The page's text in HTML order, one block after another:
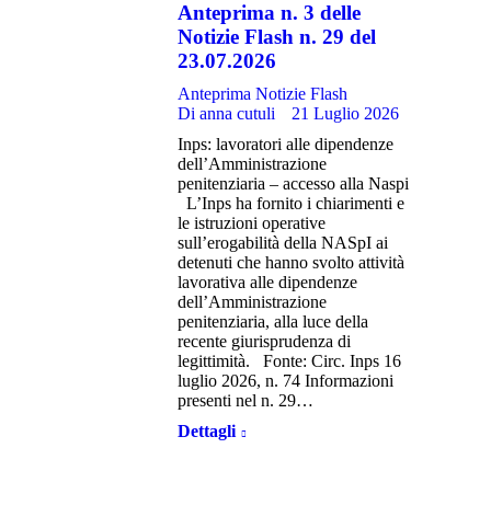
Anteprima n. 3 delle
Notizie Flash n. 29 del
23.07.2026
Anteprima Notizie Flash
Di anna cutuli
21 Luglio 2026
Inps: lavoratori alle dipendenze
dell’Amministrazione
penitenziaria – accesso alla Naspi
L’Inps ha fornito i chiarimenti e
le istruzioni operative
sull’erogabilità della NASpI ai
detenuti che hanno svolto attività
lavorativa alle dipendenze
dell’Amministrazione
penitenziaria, alla luce della
recente giurisprudenza di
legittimità. Fonte: Circ. Inps 16
luglio 2026, n. 74 Informazioni
presenti nel n. 29…
Dettagli